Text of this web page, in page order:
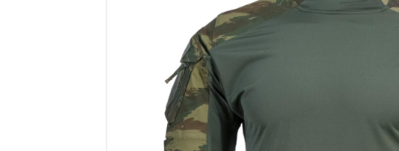
Darčekové poukazy
Výpredaj